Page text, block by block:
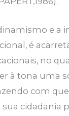
e a
é
no
à tona uma
com
cidadania